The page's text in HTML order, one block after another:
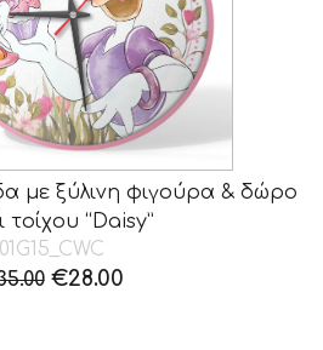
με ξύλινη φιγούρα & δώρο
τοίχου “Daisy”
01G15_CWC
Original
€28.00Η